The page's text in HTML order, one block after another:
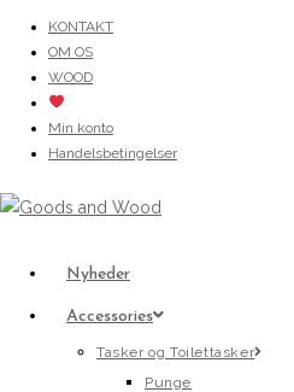
content
KONTAKT
OM OS
WOOD
Min konto
Handelsbetingelser
Nyheder
Accessories
Tasker og Toilettasker
Punge